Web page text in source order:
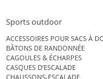
Sports outdoor
ACCESSOIRES POUR SACS À
BÂTONS DE RANDONNÉE
CAGOULES & ÉCHARPES
CASQUES D’ESCALADE
CHAUSSONS-ESCALADE